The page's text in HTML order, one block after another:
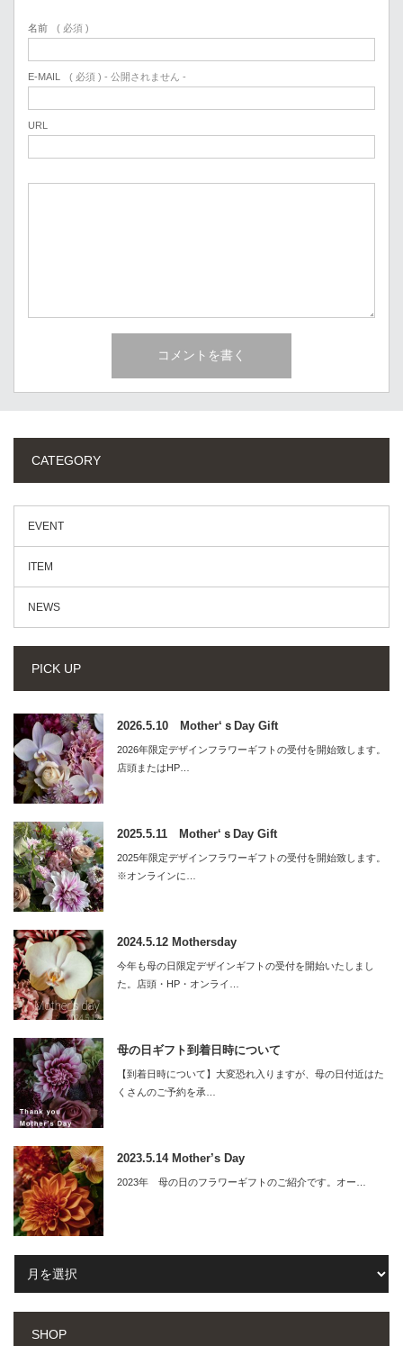
名前 ( 必須 )
E-MAIL ( 必須 ) - 公開されません -
URL
CATEGORY
EVENT
ITEM
NEWS
PICK UP
2026.5.10 Mother‘ｓDay Gift
2026年限定デザインフラワーギフトの受付を開始致します。
店頭またはHP…
2025.5.11 Mother‘ｓDay Gift
2025年限定デザインフラワーギフトの受付を開始致します。
※オンラインに…
2024.5.12 Mothersday
今年も母の日限定デザインギフトの受付を開始いたしまし
た。店頭・HP・オンライ…
母の日ギフト到着日時について
【到着日時について】大変恐れ入りますが、母の日付近はた
くさんのご予約を承…
2023.5.14 Mother’s Day
2023年 母の日のフラワーギフトのご紹介です。オー…
SHOP